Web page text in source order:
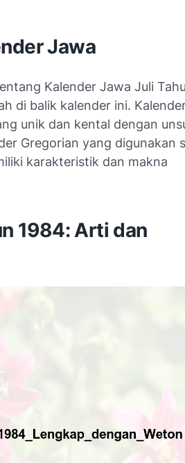
Jawa
Kalender Jawa Juli
di balik kalender ini.
unik dan kental dengan
Gregorian yang digunakan
karakteristik dan makna
1984: Arti dan